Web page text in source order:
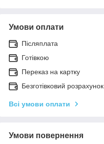
Умови оплати
Післяплата
Готівкою
Переказ на картку
Безготівковий розрахунок
Всі умови оплати
Умови повернення